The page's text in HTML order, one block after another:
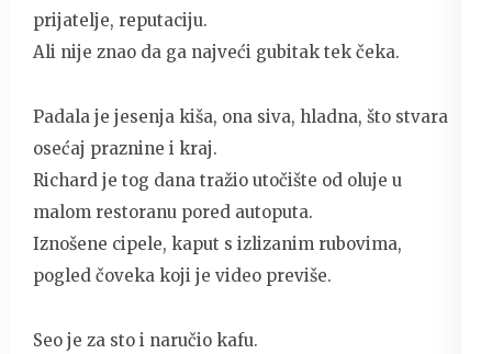
prijatelje, reputaciju.
Ali nije znao da ga najveći gubitak tek čeka.
Padala je jesenja kiša, ona siva, hladna, što stvara
osećaj praznine i kraj.
Richard je tog dana tražio utočište od oluje u
malom restoranu pored autoputa.
Iznošene cipele, kaput s izlizanim rubovima,
pogled čoveka koji je video previše.
Seo je za sto i naručio kafu.